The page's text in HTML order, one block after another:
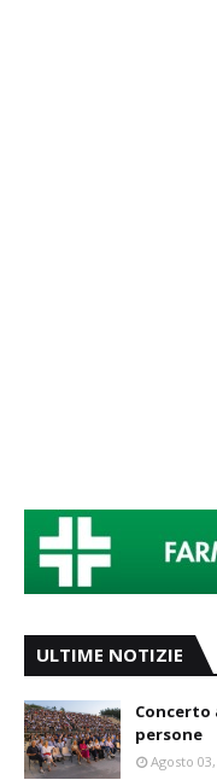
ULTIME NOTIZIE
Concerto
persone
Agosto